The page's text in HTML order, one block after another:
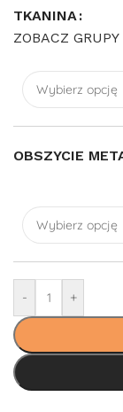
TKANINA
ZOBACZ
OBSZYCIE
- +